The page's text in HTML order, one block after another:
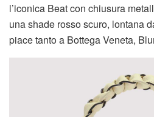
l’iconica Beat con chiusura
una shade rosso scuro, lontana
piace tanto a Bottega Veneta,